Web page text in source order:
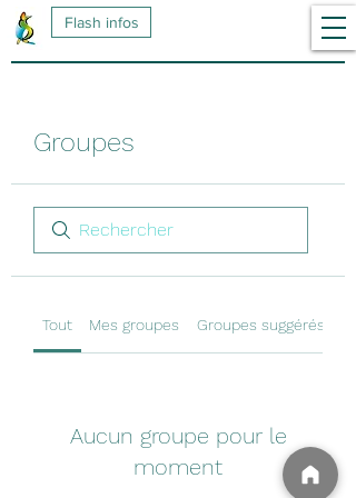
Flash infos
Groupes
Tout Mes groupes Groupes suggérés
Aucun groupe pour le
moment